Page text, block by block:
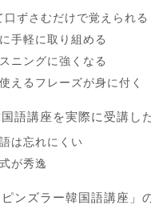
口ずさむだけで覚えられる
手軽に取り組める
ニングに強くなる
えるフレーズが身に付く
語講座を実際に受講し
は忘れにくい
が秀逸
ンズラー韓国語講座」